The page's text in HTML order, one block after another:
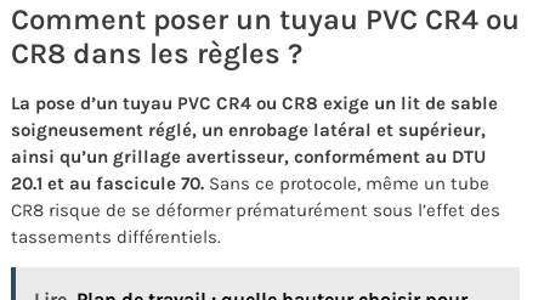
Comment poser un tuyau PVC CR4 ou
CR8 dans les règles ?
La pose d’un tuyau PVC CR4 ou CR8 exige un lit de sable
soigneusement réglé, un enrobage latéral et supérieur,
ainsi qu’un grillage avertisseur, conformément au DTU
20.1 et au fascicule 70. Sans ce protocole, même un tube
CR8 risque de se déformer prématurément sous l’effet des
tassements différentiels.